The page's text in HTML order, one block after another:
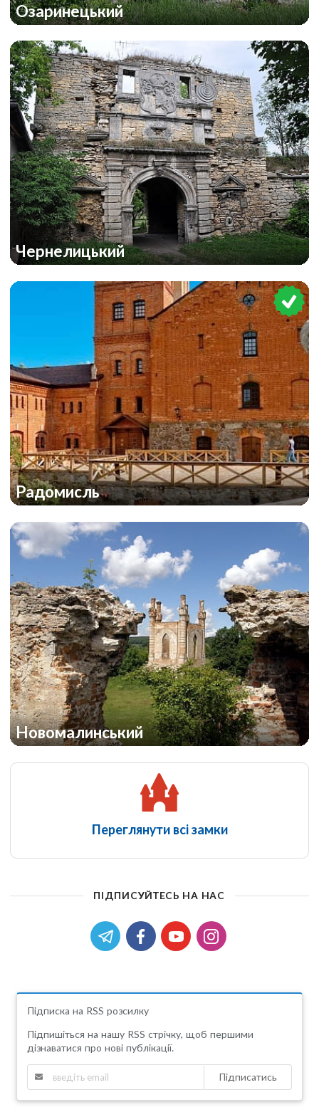
Озаринецький
Чернелицький
Радомисль
Новомалинський
Переглянути всі замки
ПІДПИСУЙТЕСЬ НА НАС
Підписка на RSS розсилку
Підпишіться на нашу RSS стрічку, щоб першими
дізнаватися про нові публікації.
Підписатись